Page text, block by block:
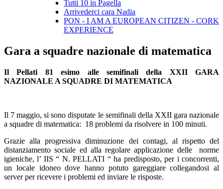
Tutti 10 in Pagella
Arrivederci cara Nadia
PON - I AM A EUROPEAN CITIZEN - CORK
EXPERIENCE
Gara a squadre nazionale di matematica
Il Pellati 81 esimo alle semifinali della XXII GARA
NAZIONALE A SQUADRE DI MATEMATICA
Il 7 maggio, si sono disputate le semifinali della XXII gara nazionale
a squadre di matematica: 18 problemi da risolvere in 100 minuti.
Grazie alla progressiva diminuzione dei contagi, al rispetto del
distanziamento sociale ed alla regolare applicazione delle norme
igieniche, l’ IIS “ N. PELLATI “ ha predisposto, per i concorrenti,
un locale idoneo dove hanno potuto gareggiare collegandosi al
server per ricevere i problemi ed inviare le risposte.